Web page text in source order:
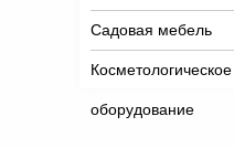
Садовая мебель
Косметологическое
оборудование